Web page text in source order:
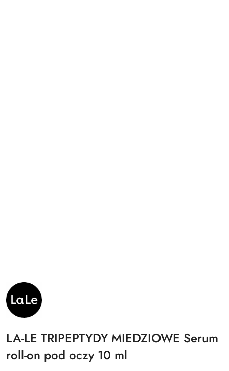
NAZWA
PRODUCENTA:
LA-
LE
LA-LE TRIPEPTYDY MIEDZIOWE Serum
roll-on pod oczy 10 ml